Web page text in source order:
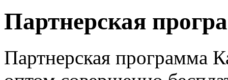
Партнерская
Партнерская программа